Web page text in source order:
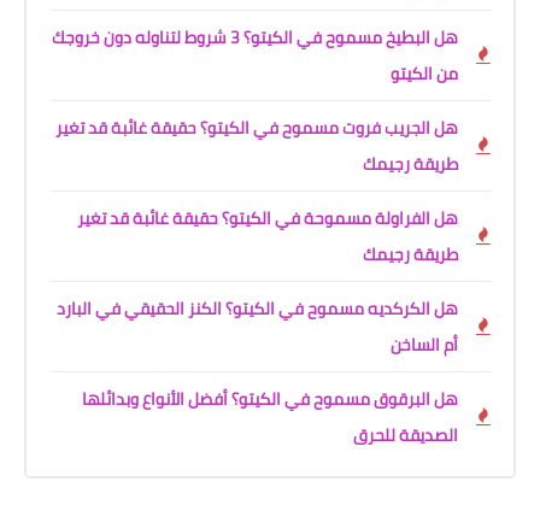
هل البطيخ مسموح في الكيتو؟ 3 شروط لتناوله دون خروجك
من الكيتو
هل الجريب فروت مسموح في الكيتو؟ حقيقة غائبة قد تغير
طريقة رجيمك
هل الفراولة مسموحة في الكيتو؟ حقيقة غائبة قد تغير
طريقة رجيمك
هل الكركديه مسموح في الكيتو؟ الكنز الحقيقي في البارد
أم الساخن
هل البرقوق مسموح في الكيتو؟ أفضل الأنواع وبدائلها
الصديقة للحرق